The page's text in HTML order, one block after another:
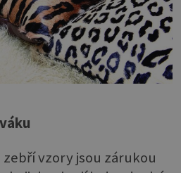
vzory jsou zárukou